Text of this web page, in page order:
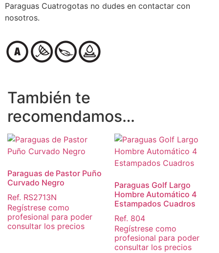
Paraguas Cuatrogotas no dudes en contactar con
nosotros.
También te
recomendamos…
Paraguas de Pastor Puño
Curvado Negro
Ref. RS2713N
Regístrese como
profesional para poder
consultar los precios
Paraguas Golf Largo
Hombre Automático 4
Estampados Cuadros
Ref. 804
Regístrese como
profesional para poder
consultar los precios